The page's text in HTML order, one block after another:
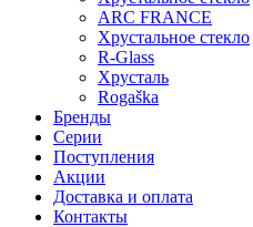
ARC FRANCE
Хрустальное стекло
R-Glass
Хрусталь
Rogaška
Бренды
Серии
Поступления
Акции
Доставка и оплата
Контакты